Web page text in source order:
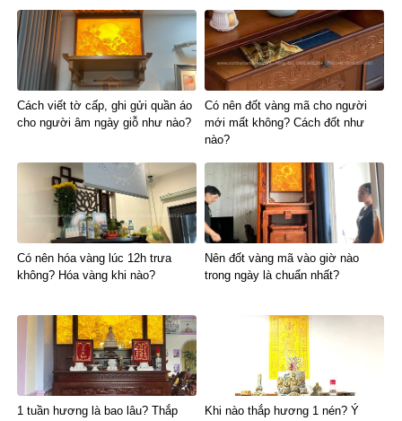
Cách viết tờ cấp, ghi gửi quần áo
cho người âm ngày giỗ như nào?
Có nên đốt vàng mã cho người
mới mất không? Cách đốt như
nào?
Có nên hóa vàng lúc 12h trưa
không? Hóa vàng khi nào?
Nên đốt vàng mã vào giờ nào
trong ngày là chuẩn nhất?
1 tuần hương là bao lâu? Thắp
Khi nào thắp hương 1 nén? Ý